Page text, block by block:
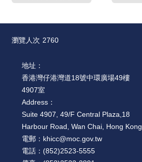
瀏覽人次 2760
地址：
香港灣仔港灣道18號中環廣場49樓
4907室
Address：
Suite 4907, 49/F Central Plaza,18
Harbour Road, Wan Chai, Hong Kong
電郵： khicc@moc.gov.tw
電話： (852)2523-5555